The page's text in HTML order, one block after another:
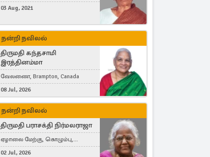
கிழக்கு
03 Aug, 2021
நன்றி நவிலல்
திருமதி கந்தசாமி
இரத்தினம்மா
வேலணை, Brampton, Canada
08 Jul, 2026
நன்றி நவிலல்
திருமதி பராசக்தி நிர்மலராஜா
ஏழாலை மேற்கு, கொழும்பு,
தங்காலை, London, United Kingdom
02 Jul, 2026